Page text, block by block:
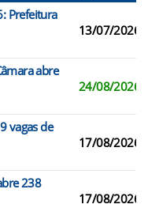
Prefeitura
13/07/2026
abre
24/08/2026
vagas de
17/08/2026
238
17/08/2026